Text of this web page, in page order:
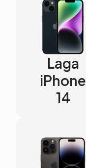
Laga
iPhone
14